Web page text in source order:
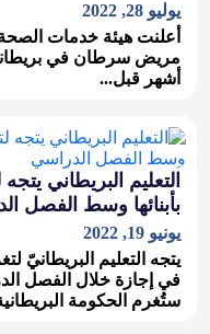
يوليو 28, 2022
مريض سرطان في
أشهر قبل...
التعليم البريطاني
بأبنائها وسط الفصل
يونيو 19, 2022
يتجه التعليم البريطانيّ
في إجازة خلال الفصل
ستُغرم الحكومة